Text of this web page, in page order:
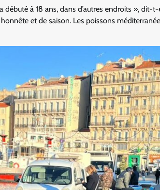
à 18 ans, dans d’autres endroits », dit-t-
et de saison. Les poissons